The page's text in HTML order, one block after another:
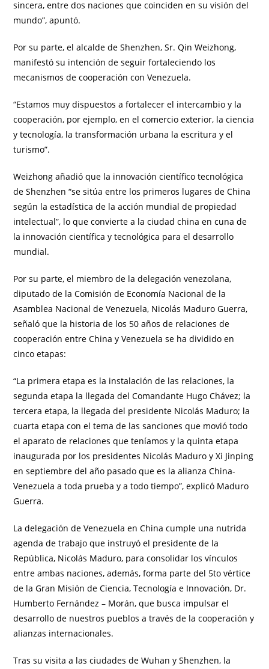
sincera, entre dos naciones que coinciden en su visión del
mundo”, apuntó.
Por su parte, el alcalde de Shenzhen, Sr. Qin Weizhong,
manifestó su intención de seguir fortaleciendo los
mecanismos de cooperación con Venezuela.
“Estamos muy dispuestos a fortalecer el intercambio y la
cooperación, por ejemplo, en el comercio exterior, la ciencia
y tecnología, la transformación urbana la escritura y el
turismo”.
Weizhong añadió que la innovación científico tecnológica
de Shenzhen “se sitúa entre los primeros lugares de China
según la estadística de la acción mundial de propiedad
intelectual”, lo que convierte a la ciudad china en cuna de
la innovación científica y tecnológica para el desarrollo
mundial.
Por su parte, el miembro de la delegación venezolana,
diputado de la Comisión de Economía Nacional de la
Asamblea Nacional de Venezuela, Nicolás Maduro Guerra,
señaló que la historia de los 50 años de relaciones de
cooperación entre China y Venezuela se ha dividido en
cinco etapas:
“La primera etapa es la instalación de las relaciones, la
segunda etapa la llegada del Comandante Hugo Chávez; la
tercera etapa, la llegada del presidente Nicolás Maduro; la
cuarta etapa con el tema de las sanciones que movió todo
el aparato de relaciones que teníamos y la quinta etapa
inaugurada por los presidentes Nicolás Maduro y Xi Jinping
en septiembre del año pasado que es la alianza China-
Venezuela a toda prueba y a todo tiempo”, explicó Maduro
Guerra.
La delegación de Venezuela en China cumple una nutrida
agenda de trabajo que instruyó el presidente de la
República, Nicolás Maduro, para consolidar los vínculos
entre ambas naciones, además, forma parte del 5to vértice
de la Gran Misión de Ciencia, Tecnología e Innovación, Dr.
Humberto Fernández – Morán, que busca impulsar el
desarrollo de nuestros pueblos a través de la cooperación y
alianzas internacionales.
Tras su visita a las ciudades de Wuhan y Shenzhen, la